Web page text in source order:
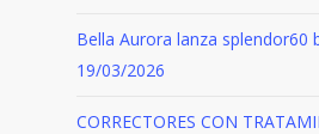
Bella Aurora lanza splendor60
19/03/2026
CORRECTORES CON